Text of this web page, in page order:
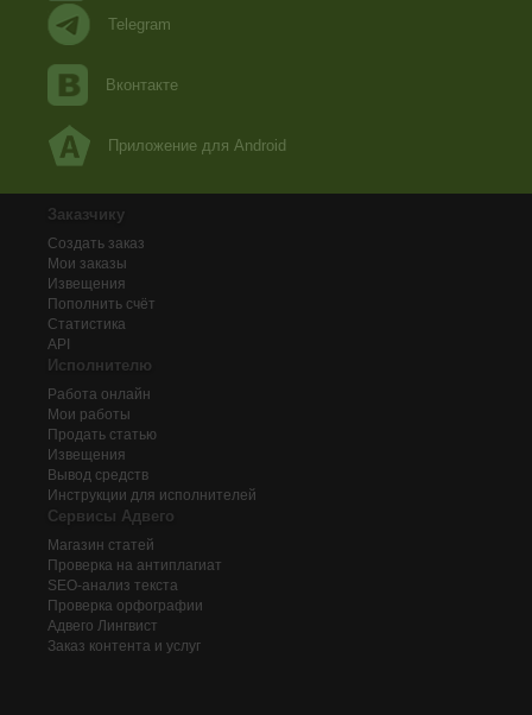
Telegram
Вконтакте
Приложение для Android
Заказчику
Создать заказ
Мои заказы
Извещения
Пополнить счёт
Статистика
API
Исполнителю
Работа онлайн
Мои работы
Продать статью
Извещения
Вывод средств
Инструкции для исполнителей
Сервисы Адвего
Магазин статей
Проверка на антиплагиат
SEO-анализ текста
Проверка орфографии
Адвего Лингвист
Заказ контента и услуг